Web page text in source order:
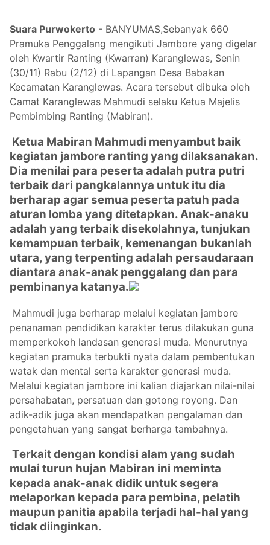
Suara Purwokerto - BANYUMAS,Sebanyak 660
Pramuka Penggalang mengikuti Jambore yang digelar
oleh Kwartir Ranting (Kwarran) Karanglewas, Senin
(30/11) Rabu (2/12) di Lapangan Desa Babakan
Kecamatan Karanglewas. Acara tersebut dibuka oleh
Camat Karanglewas Mahmudi selaku Ketua Majelis
Pembimbing Ranting (Mabiran).
Ketua Mabiran Mahmudi menyambut baik
kegiatan jambore ranting yang dilaksanakan.
Dia menilai para peserta adalah putra putri
terbaik dari pangkalannya untuk itu dia
berharap agar semua peserta patuh pada
aturan lomba yang ditetapkan. Anak-anaku
adalah yang terbaik disekolahnya, tunjukan
kemampuan terbaik, kemenangan bukanlah
utara, yang terpenting adalah persaudaraan
diantara anak-anak penggalang dan para
pembinanya katanya.
Mahmudi juga berharap melalui kegiatan jambore
penanaman pendidikan karakter terus dilakukan guna
memperkokoh landasan generasi muda. Menurutnya
kegiatan pramuka terbukti nyata dalam pembentukan
watak dan mental serta karakter generasi muda.
Melalui kegiatan jambore ini kalian diajarkan nilai-nilai
persahabatan, persatuan dan gotong royong. Dan
adik-adik juga akan mendapatkan pengalaman dan
pengetahuan yang sangat berharga tambahnya.
Terkait dengan kondisi alam yang sudah
mulai turun hujan Mabiran ini meminta
kepada anak-anak didik untuk segera
melaporkan kepada para pembina, pelatih
maupun panitia apabila terjadi hal-hal yang
tidak diinginkan.